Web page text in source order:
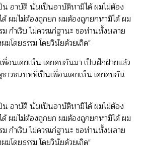
น อาบัติ นั่นเป็นอาบัติหามิได้ ผมไม่ต้อง
ผมไม่ต้องถูกยก ผมต้องถูกยกหามิได้ ผม
กำเริบ ไม่ควรแก่ฐานะ ขอท่านทั้งหลาย
โดยธรรม โดยวินัยด้วยเถิด"
อนเคยเห็น เคยคบกันมา เป็นฝักฝ่ายแล้ว
าวชนบทที่เป็นเพื่อนเคยเห็น เคยคบกัน
น อาบัติ นั่นเป็นอาบัติหามิได้ ผมไม่ต้อง
ผมไม่ต้องถูกยก ผมต้องถูกยกหามิได้ ผม
กำเริบ ไม่ควรแก่ฐานะ ขอท่านทั้งหลาย
โดยธรรม โดยวินัยด้วยเถิด"